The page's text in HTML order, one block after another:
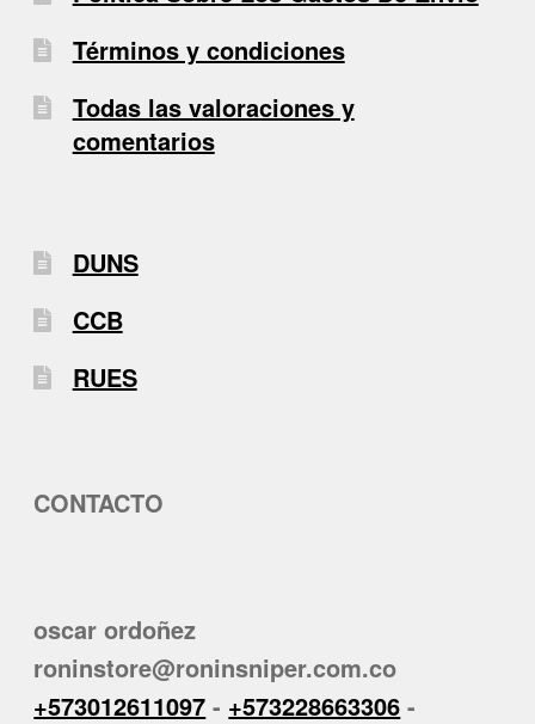
Términos y condiciones
Todas las valoraciones y
comentarios
DUNS
CCB
RUES
CONTACTO
oscar ordoñez
roninstore@roninsniper.com.co
+573012611097 - +573228663306 -